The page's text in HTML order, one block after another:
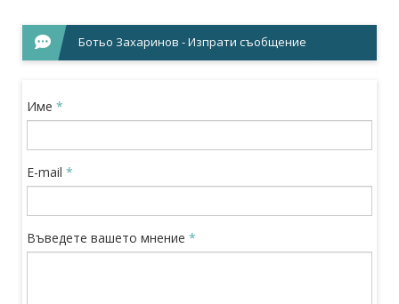
Ботьо Захаринов - Изпрати съобщение
Име *
E-mail *
Въведете вашето мнение *